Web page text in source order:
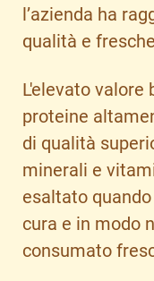
l’azienda ha
qualità e
L'elevato valore
proteine
di qualità
minerali e
esaltato
cura e in modo
consumato